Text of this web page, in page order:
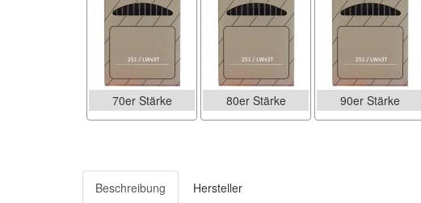
70er Stärke 80er Stärke 90er Stärke
Beschreibung Hersteller